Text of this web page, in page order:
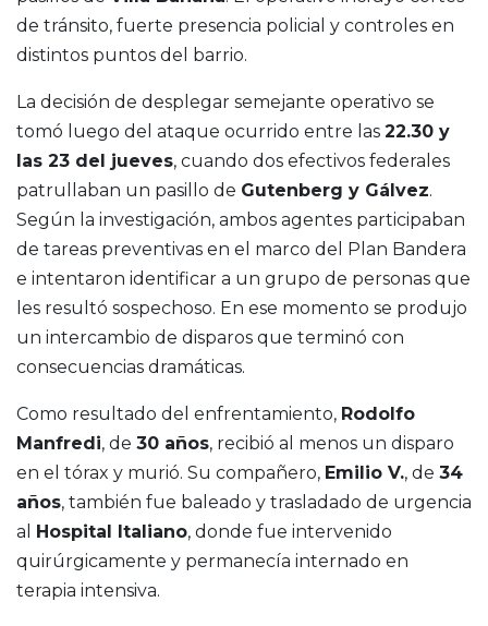
de tránsito, fuerte presencia policial y controles en
distintos puntos del barrio.
La decisión de desplegar semejante operativo se
tomó luego del ataque ocurrido entre las 22.30 y
las 23 del jueves, cuando dos efectivos federales
patrullaban un pasillo de Gutenberg y Gálvez.
Según la investigación, ambos agentes participaban
de tareas preventivas en el marco del Plan Bandera
e intentaron identificar a un grupo de personas que
les resultó sospechoso. En ese momento se produjo
un intercambio de disparos que terminó con
consecuencias dramáticas.
Como resultado del enfrentamiento, Rodolfo
Manfredi, de 30 años, recibió al menos un disparo
en el tórax y murió. Su compañero, Emilio V., de 34
años, también fue baleado y trasladado de urgencia
al Hospital Italiano, donde fue intervenido
quirúrgicamente y permanecía internado en
terapia intensiva.